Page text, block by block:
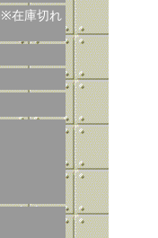
在庫切れ